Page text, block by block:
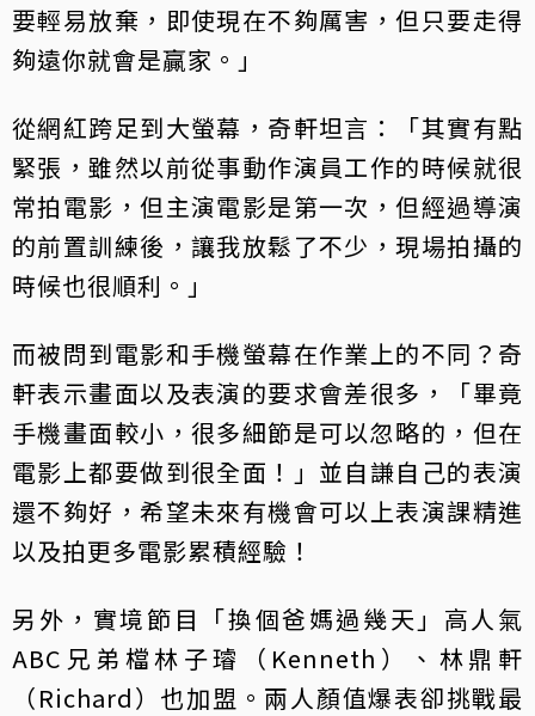
要輕易放棄，即使現在不夠厲害，但只要走得
夠遠你就會是贏家。」
從網紅跨足到大螢幕，奇軒坦言：「其實有點
緊張，雖然以前從事動作演員工作的時候就很
常拍電影，但主演電影是第一次，但經過導演
的前置訓練後，讓我放鬆了不少，現場拍攝的
時候也很順利。」
而被問到電影和手機螢幕在作業上的不同？奇
軒表示畫面以及表演的要求會差很多，「畢竟
手機畫面較小，很多細節是可以忽略的，但在
電影上都要做到很全面！」並自謙自己的表演
還不夠好，希望未來有機會可以上表演課精進
以及拍更多電影累積經驗！
另外，實境節目「換個爸媽過幾天」高人氣
ABC兄弟檔林子璿（Kenneth）、林鼎軒
（Richard）也加盟。兩人顏值爆表卻挑戰最